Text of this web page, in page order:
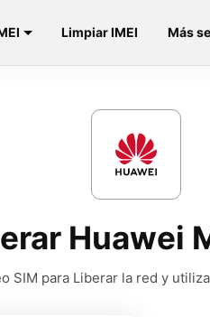
Limpiar IMEI Más
Huawei
SIM para Liberar la red y